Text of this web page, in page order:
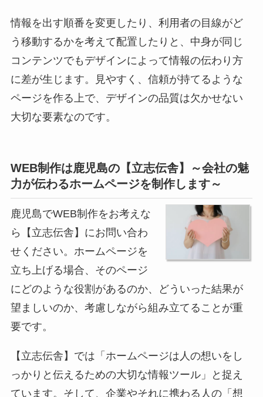
情報を出す順番を変更したり、利用者の目線がど
う移動するかを考えて配置したりと、中身が同じ
コンテンツでもデザインによって情報の伝わり方
に差が生じます。見やすく、信頼が持てるような
ページを作る上で、デザインの品質は欠かせない
大切な要素なのです。
WEB制作は鹿児島の【立志伝舎】～会社の魅
力が伝わるホームページを制作します～
鹿児島でWEB制作をお考えな
ら【立志伝舎】にお問い合わ
せください。ホームページを
立ち上げる場合、そのページ
にどのような役割があるのか、どういった結果が
望ましいのか、考慮しながら組み立てることが重
要です。
【立志伝舎】では「ホームページは人の想いをし
っかりと伝えるための大切な情報ツール」と捉え
ています。そして、企業やそれに携わる人の「想